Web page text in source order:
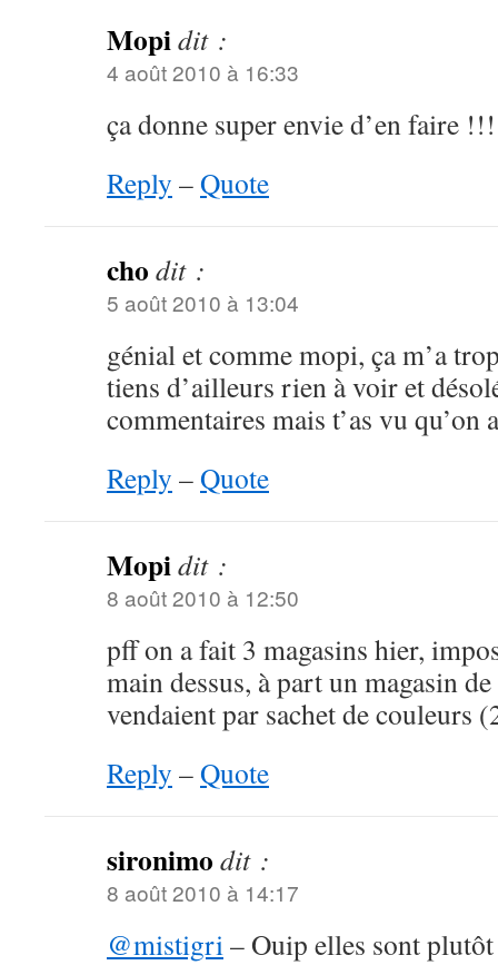
Mopidit :
4 août 2010 à 16:33
ça donne super envie d’en faire !!!
Reply –Quote
cho dit :
5 août 2010 à 13:04
génial et comme mopi, ça m’a
tiens d’ailleurs rien à voir et
commentaires mais t’as vu qu’on
Reply –Quote
Mopidit :
8 août 2010 à 12:50
pff on a fait 3 magasins hier,
main dessus, à part un magasin
vendaient par sachet de couleurs
Reply –Quote
sironimo dit :
8 août 2010 à 14:17
@mistigri– Ouip elles sont